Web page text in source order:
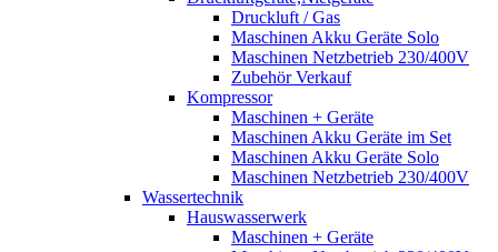
Druckluft / Gas
Maschinen Akku Geräte Solo
Maschinen Netzbetrieb 230/400V
Zubehör Verkauf
Kompressor
Maschinen + Geräte
Maschinen Akku Geräte im Set
Maschinen Akku Geräte Solo
Maschinen Netzbetrieb 230/400V
Wassertechnik
Hauswasserwerk
Maschinen + Geräte